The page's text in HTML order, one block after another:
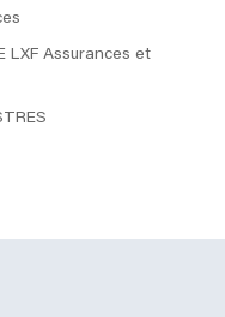
LXF Assurances et